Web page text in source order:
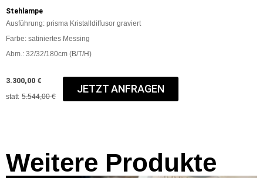
Stehlampe
Ausführung: prisma Kristalldiffusor graviert
Farbe: satiniertes Messing
Abm.: 32/32/180cm (B/T/H)
3.300,00 €
statt 5.544,00 €
JETZT ANFRAGEN
Weitere Produkte